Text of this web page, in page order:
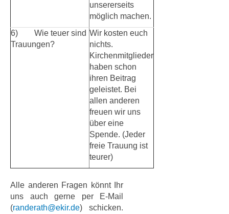
unsererseits
möglich machen.
6) Wie teuer sind
Trauungen?
Wir kosten euch
nichts.
Kirchenmitglieder
haben schon
ihren Beitrag
geleistet. Bei
allen anderen
freuen wir uns
über eine
Spende. (Jeder
freie Trauung ist
teurer)
Alle anderen Fragen könnt Ihr
uns auch gerne per E-Mail
(randerath@ekir.de) schicken.